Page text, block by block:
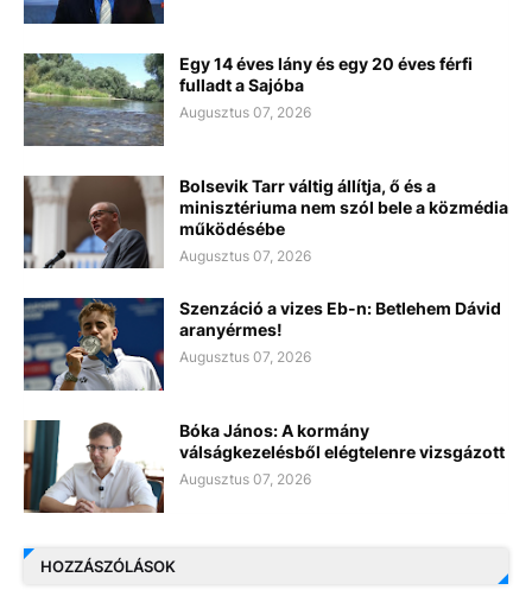
Egy 14 éves lány és egy 20 éves férfi
fulladt a Sajóba
Augusztus 07, 2026
Bolsevik Tarr váltig állítja, ő és a
minisztériuma nem szól bele a közmédia
működésébe
Augusztus 07, 2026
Szenzáció a vizes Eb-n: Betlehem Dávid
aranyérmes!
Augusztus 07, 2026
Bóka János: A kormány
válságkezelésből elégtelenre vizsgázott
Augusztus 07, 2026
HOZZÁSZÓLÁSOK